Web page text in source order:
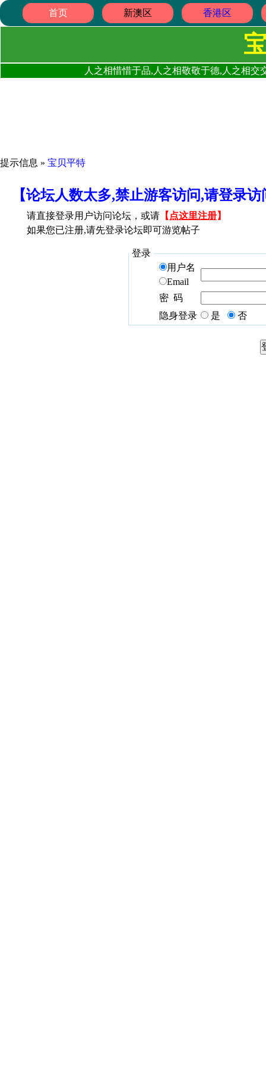
首页 新澳区 香港区
人之相惜惜于品,人之相敬敬于德,人之相
提示信息 » 宝贝平特
【论坛人数太多,禁止游客访问,请登录
请直接登录用户访问论坛，或请 【 点这里注册】
如果您已注册,请先登录论坛即可游览帖子
登录
用户名
Email
密 码
隐身登录
是 否